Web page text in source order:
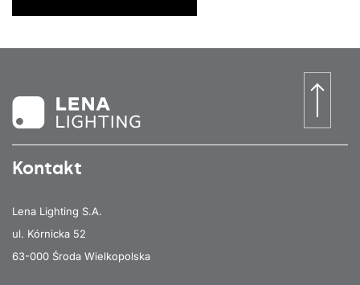
Kontakt
Lena Lighting S.A.
ul. Kórnicka 52
63-000 Środa Wielkopolska